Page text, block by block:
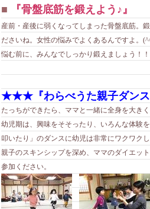
■ 『骨盤底筋を鍛えよう♪』
産前・産後に弱くなってしまった骨盤底筋。
ださいね。女性の悩みでよくあるんですよ。
悩む前に、みんなでしっかり鍛えましょう！
★★★『わらべうた親子ダン
たっちができたら、ママと一緒に全身を大き
幼児期は、興味をそそったり、いろんな体験
叩いたり」のダンスに幼児は非常にワクワ
親子のスキンシップを深め、ママのダイエッ
参加ください。